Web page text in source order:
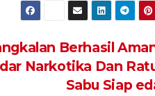
Berhasil
Narkotika Dan
Sabu Siap